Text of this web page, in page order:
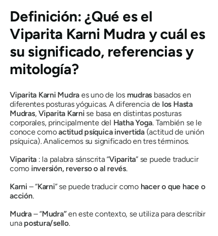
Definición: ¿Qué esel
Viparita Karni Mudra y cuál es
su significado, referencias y
mitología?
Viparita Karni Mudra es uno de los mudras basados ​​en
diferentes posturas yóguicas. A diferencia de los Hasta
Mudras,Viparita Karni se basa en distintas posturas
corporales, principalmente del Hatha Yoga. También se le
conoce comoactitud psíquica invertida(actitud de unión
psíquica). Analicemos su significado en tres términos.
Viparita : la palabra sánscrita “Viparita” se puede traducir
como inversión, reverso o al revés.
Karni – “Karni” se puede traducir como hacero que hace o
acción.
Mudra– “Mudra”en este contexto, se utiliza para describir
una postura/sello.